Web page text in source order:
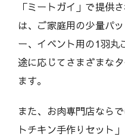
「ミートガイ」で提供
は、ご家庭用の少量パ
ー、イベント用の1羽丸
途に応じてさまざまな
ます。
また、お肉専門店なら
トチキン手作りセット